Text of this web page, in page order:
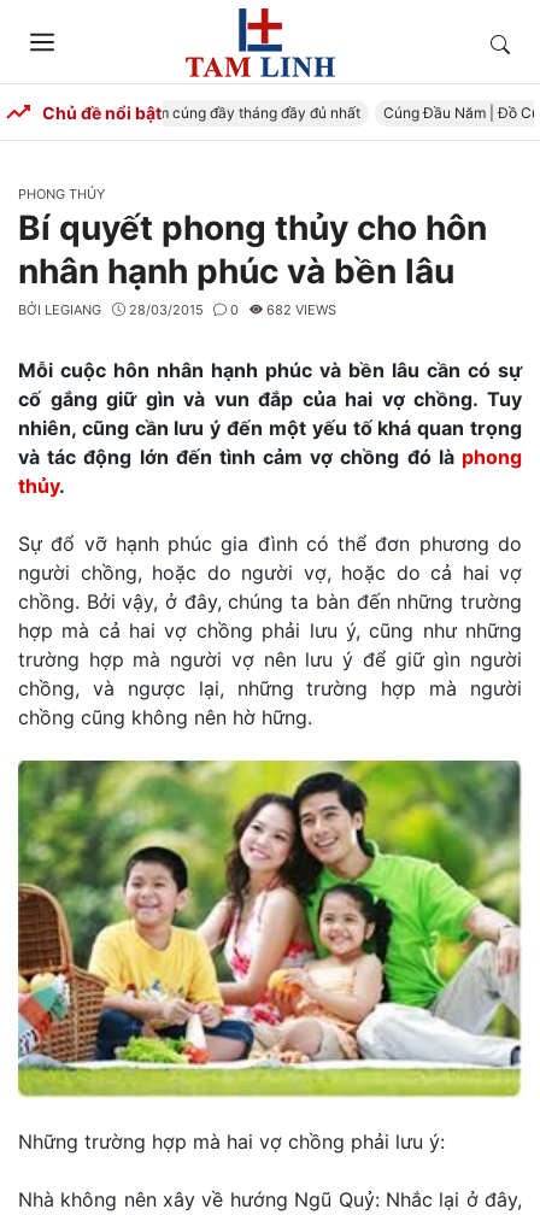
Menu
Tìm
Chủ đề nổi bật
Đầy Tháng – Mâm cúng đầy tháng đầy đủ nhất Cúng Đầu Năm | Đồ
CATEGORIES
PHONG THỦY
Bí quyết phong thủy cho hôn
nhân hạnh phúc và bền lâu
BỞI LEGIANG 28/03/2015 0 682 VIEWS
Mỗi cuộc hôn nhân hạnh phúc và bền lâu cần có sự
cố gắng giữ gìn và vun đắp của hai vợ chồng. Tuy
nhiên, cũng cần lưu ý đến một yếu tố khá quan trọng
và tác động lớn đến tình cảm vợ chồng đó là phong
thủy.
Sự đổ vỡ hạnh phúc gia đình có thể đơn phương do
người chồng, hoặc do người vợ, hoặc do cả hai vợ
chồng. Bởi vậy, ở đây, chúng ta bàn đến những trường
hợp mà cả hai vợ chồng phải lưu ý, cũng như những
trường hợp mà người vợ nên lưu ý để giữ gìn người
chồng, và ngược lại, những trường hợp mà người
chồng cũng không nên hờ hững.
Những trường hợp mà hai vợ chồng phải lưu ý:
Nhà không nên xây về hướng Ngũ Quỷ: Nhắc lại ở đây,